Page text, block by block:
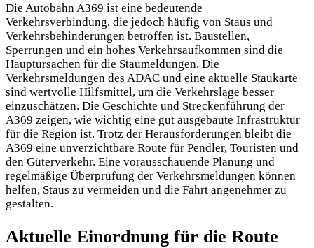
Die Autobahn A369 ist eine bedeutende
Verkehrsverbindung, die jedoch häufig von Staus und
Verkehrsbehinderungen betroffen ist. Baustellen,
Sperrungen und ein hohes Verkehrsaufkommen sind die
Hauptursachen für die Staumeldungen. Die
Verkehrsmeldungen des ADAC und eine aktuelle Staukarte
sind wertvolle Hilfsmittel, um die Verkehrslage besser
einzuschätzen. Die Geschichte und Streckenführung der
A369 zeigen, wie wichtig eine gut ausgebaute Infrastruktur
für die Region ist. Trotz der Herausforderungen bleibt die
A369 eine unverzichtbare Route für Pendler, Touristen und
den Güterverkehr. Eine vorausschauende Planung und
regelmäßige Überprüfung der Verkehrsmeldungen können
helfen, Staus zu vermeiden und die Fahrt angenehmer zu
gestalten.
Aktuelle Einordnung für die Route